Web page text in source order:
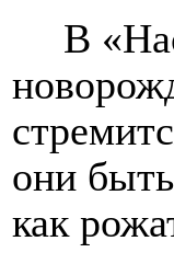
В
они
как